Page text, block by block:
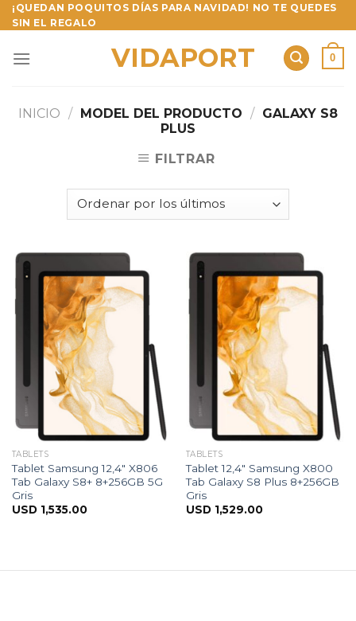
Skip
to
¡QUEDAN POQUITOS DÍAS PARA NAVIDAD! NO TE QUEDES
SIN EL REGALO
VIDAPORT 0
INICIO / MODEL DEL PRODUCTO / GALAXY S8
PLUS
FILTRAR
TABLETS
Tablet Samsung 12,4″ X806
Tab Galaxy S8+ 8+256GB 5G
Gris
USD 1,535.00
TABLETS
Tablet 12,4″ Samsung X800
Tab Galaxy S8 Plus 8+256GB
Gris
USD 1,529.00